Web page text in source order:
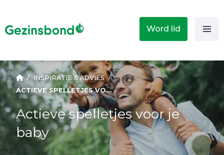
Word lid
/ INSPIRATIE & ADVIES /
ACTIEVE SPELLETJES VOOR JE BABY
Actieve spelletjes voor je
baby